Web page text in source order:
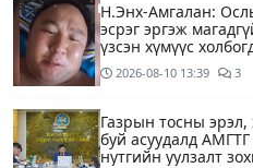
Н.Энх-Амгалан:
эсрэг эргэж
үзсэн хүмүүс
ярьж өгч тусална уу
2026-08-10 13:39 3
Газрын тосны
буй асуудалд
нутгийн уулзалт